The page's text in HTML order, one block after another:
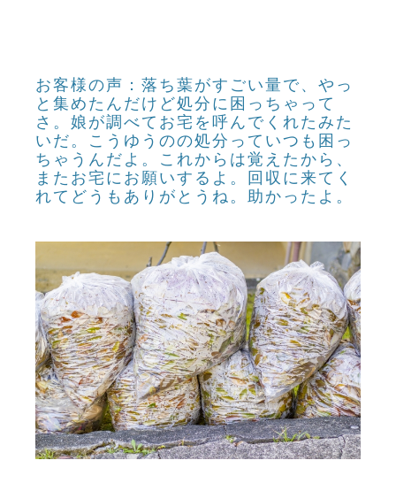
お客様の声：落ち葉がすごい量で、やっ
と集めたんだけど処分に困っちゃって
さ。娘が調べてお宅を呼んでくれたみた
いだ。こうゆうのの処分っていつも困っ
ちゃうんだよ。これからは覚えたから、
またお宅にお願いするよ。回収に来てく
れてどうもありがとうね。助かったよ。